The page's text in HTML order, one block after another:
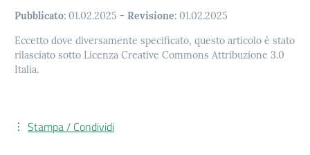
Pubblicato: 01.02.2025 - Revisione: 01.02.2025
Eccetto dove diversamente specificato, questo articolo è stato
rilasciato sotto Licenza Creative Commons Attribuzione 3.0
Italia.
Stampa / Condividi